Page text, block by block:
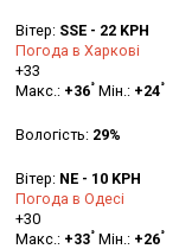
Вітер: SSE - 22 KPH
Погода в Харкові
+33
Макс.: +36° Мін.: +24°
Вологість: 29%
Вітер: NE - 10 KPH
Погода в Одесі
+30
Макс.: +33° Мін.: +26°